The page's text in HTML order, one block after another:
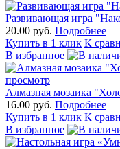
Развивающая игра
20.00 руб. Подробнее
Купить в 1 клик К
В избранное
просмотр
Алмазная мозаика
16.00 руб. Подробнее
Купить в 1 клик К
В избранное